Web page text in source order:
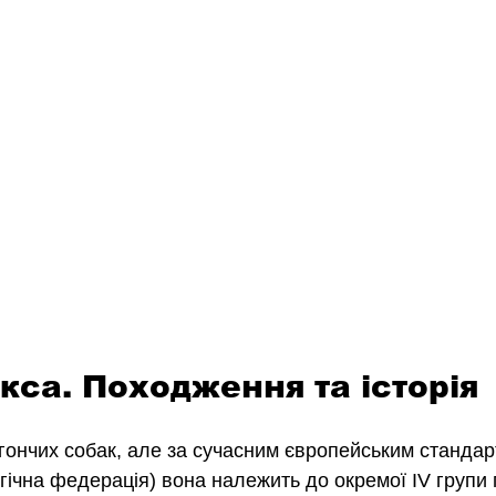
Походження та історія
собак, але за сучасним європейським
федерація) вона належить до окремої IV групи